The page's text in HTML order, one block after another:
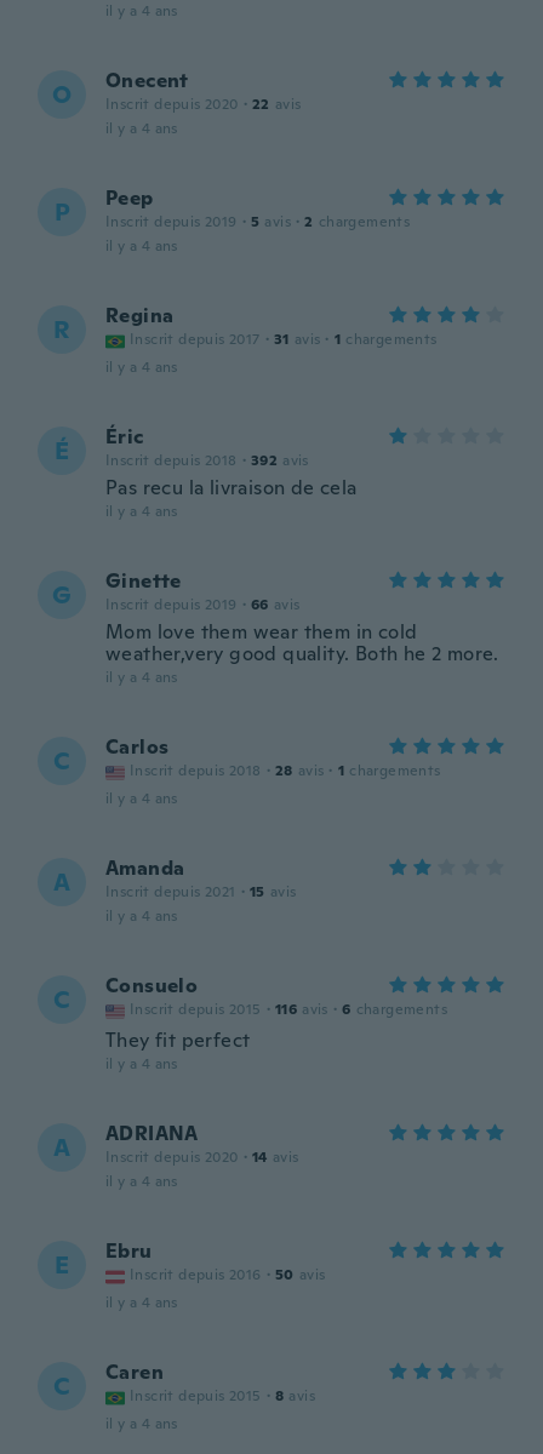
il y a 4 ans
O Onecent
Inscrit depuis 2020 · 22 avis
il y a 4 ans
P Peep
Inscrit depuis 2019 · 5 avis · 2 chargements
il y a 4 ans
R Regina
Inscrit depuis 2017 · 31 avis · 1 chargements
il y a 4 ans
É Éric
Inscrit depuis 2018 · 392 avis
Pas recu la livraison de cela
il y a 4 ans
G Ginette
Inscrit depuis 2019 · 66 avis
Mom love them wear them in cold
weather,very good quality. Both he 2 more.
il y a 4 ans
C Carlos
Inscrit depuis 2018 · 28 avis · 1 chargements
il y a 4 ans
A Amanda
Inscrit depuis 2021 · 15 avis
il y a 4 ans
C Consuelo
Inscrit depuis 2015 · 116 avis · 6 chargements
They fit perfect
il y a 4 ans
A ADRIANA
Inscrit depuis 2020 · 14 avis
il y a 4 ans
E Ebru
Inscrit depuis 2016 · 50 avis
il y a 4 ans
C Caren
Inscrit depuis 2015 · 8 avis
il y a 4 ans